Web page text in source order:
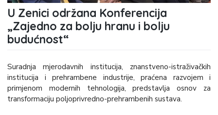
U Zenici održana Konferencija
„Zajedno za bolju hranu i bolju
budućnost“
Suradnja mjerodavnih institucija, znanstveno-istraživačkih
institucija i prehrambene industrije, praćena razvojem i
primjenom modernih tehnologija, predstavlja osnov za
transformaciju poljoprivredno-prehrambenih sustava.